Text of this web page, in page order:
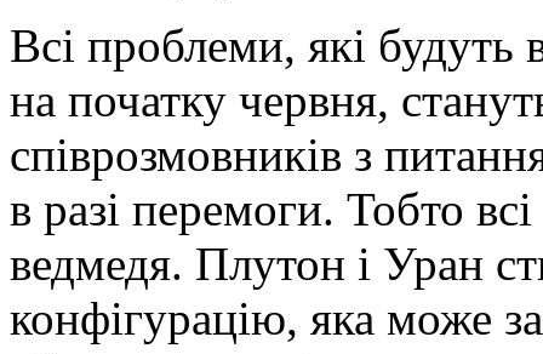
Всі проблеми, які
на початку червня,
співрозмовників з
в разі перемоги. Тобто
ведмедя. Плутон і Уран
конфігурацію, яка може